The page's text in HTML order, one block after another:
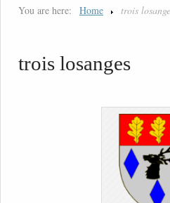
You are here: Home trois
trois losanges